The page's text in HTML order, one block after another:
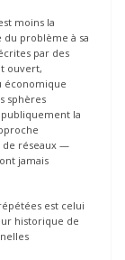
moins la
du problème à sa
par des
ouvert,
économique
sphères
la
de réseaux —
jamais
est celui
historique de